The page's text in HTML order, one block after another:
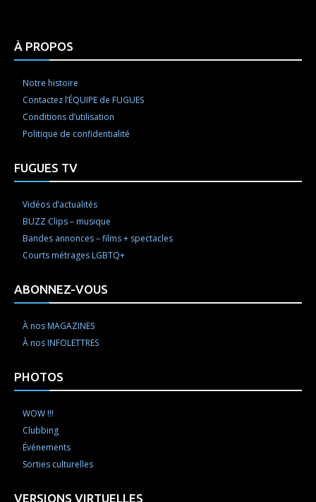
À PROPOS
Notre histoire
Contactez l’ÉQUIPE de FUGUES
Conditions d’utilisation
Politique de confidentialité
FUGUES TV
Vidéos d’actualités
BUZZ Clips – musique
Bandes annonces – films + spectacles
Courts métrages LGBTQ+
ABONNEZ-VOUS
À nos MAGAZINES
À nos INFOLETTRES
PHOTOS
WOW !!!
Clubbing
Événements
Sorties culturelles
VERSIONS VIRTUELLES